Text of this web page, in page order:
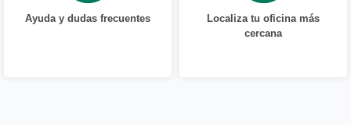
Ayuda y dudas frecuentes
Localiza tu oficina más
cercana